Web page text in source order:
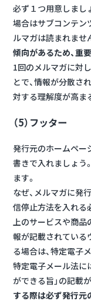
必ず１つ用意しまし
場合はサブコンテン
ルマガは読まれませ
傾向があるため、重
1回のメルマガに対
とで、情報が分散さ
対する理解度が高ま
（5）フッター
発行元のホームペー
書きで入れましょう
ます。
なぜ、メルマガに発
信停止方法を入れる
上のサービスや商品
報が記載されている
る場合は、特定電子
特定電子メール法に
ができる旨」の記載
する際は必ず発行元